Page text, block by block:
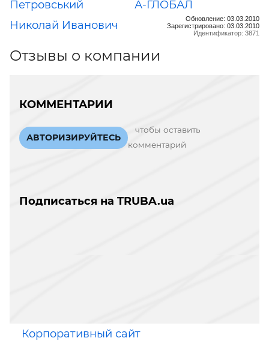
Петровський
Николай Иванович
А-ГЛОБАЛ
Обновление: 03.03.2010
Зарегистрировано: 03.03.2010
Идентификатор: 3871
Отзывы о компании
КОММЕНТАРИИ
АВТОРИЗИРУЙТЕСЬ
чтобы оставить
комментарий
Подписаться на TRUBA.ua
Корпоративный сайт